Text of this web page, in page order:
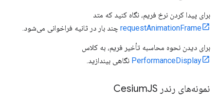
برای پیدا کردن نرخ فریم، نگاه کنید که متد
requestAnimationFrame چند بار در ثانیه فراخوانی می‌شود.
برای دیدن نحوه محاسبه تأخیر فریم، به کلاس
PerformanceDisplay نگاهی بیندازید.
نمونه‌های رندر Cesium JS